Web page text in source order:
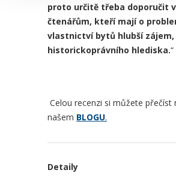
proto určitě třeba doporučit
čtenářům, kteří mají o
vlastnictví bytů hlubší zájem,
historickoprávního hlediska.“
Celou recenzi si můžete přečíst
našem BLOGU.
Detaily